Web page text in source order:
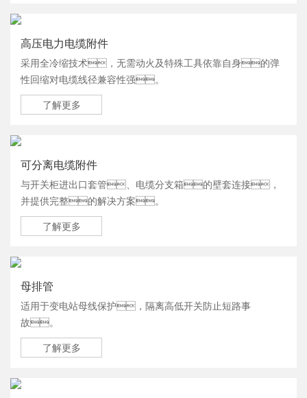
高压电力电缆附件
采用全冷缩技术，无需动火及特殊工具依靠自身的弹
性回缩对电缆线径兼容性强。
了解更多
可分离电缆附件
与开关柜进出口套管、电缆分支箱的壁套连接，
并提供完整的解决方案。
了解更多
母排管
适用于变电站母线保护，隔离高低开关防止短路事
故。
了解更多